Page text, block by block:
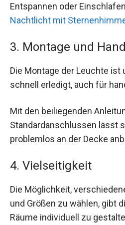
Entspannen oder
Nachtlicht mit
3. Montage und
Die Montage der Leuchte ist
schnell erledigt, auch für
Mit den beiliegenden
Standardanschlüssen lässt
problemlos an der Decke
4. Vielseitigkeit
Die Möglichkeit,
und Größen zu wählen, gibt
Räume individuell zu